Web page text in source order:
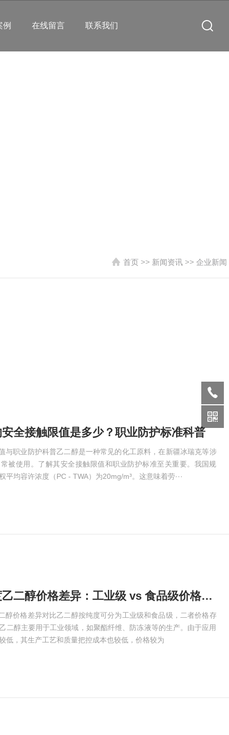
例 在线留言 联系我们
首页 >> 新闻资讯 >> 企业新闻
全接触限值是多少？职业防护标准科普
与职业防护科普乙二醇是一种常见的化工原料，在新疆冰瑞克等涉
被使用。了解其安全接触限值和职业防护标准至关重要。我国规
平均容许浓度（PC - TWA）为20mg/m³。这意味着劳···
漳平不同纯度乙二醇价格差异：工业级 vs 食品级价格对比​
醇价格差异对比乙二醇按纯度可分为工业级和食品级，二者价格存
二醇主要用于工业领域，如聚酯纤维、防冻液等的生产。由于应用
低，其生产工艺和质量把控成本也较低，价格较为